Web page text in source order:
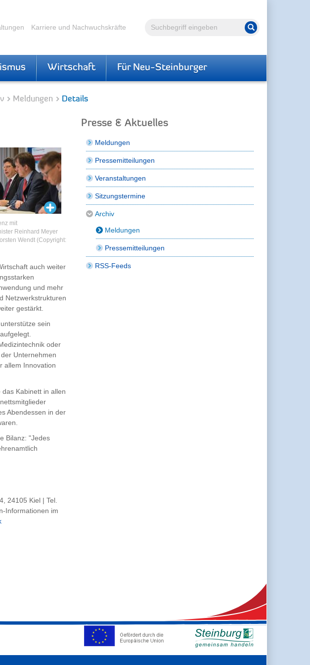
Volltextsuche Suche starten
Karriere und Nachwuchskräfte
Wirtschaft Für Neu-Steinburger
Meldungen Details
mit
Reinhard Meyer
Wendt (Copyright:
auch weiter
und mehr
Netzwerkstrukturen
gestärkt.
sein
oder
Unternehmen
allem Innovation
Kabinett in allen
Abendessen in der
Bilanz: "Jedes
24105 Kiel | Tel.
Informationen im
Presse & Aktuelles
Meldungen
Pressemitteilungen
Veranstaltungen
Sitzungstermine
Archiv
Meldungen
Pressemitteilungen
RSS-Feeds